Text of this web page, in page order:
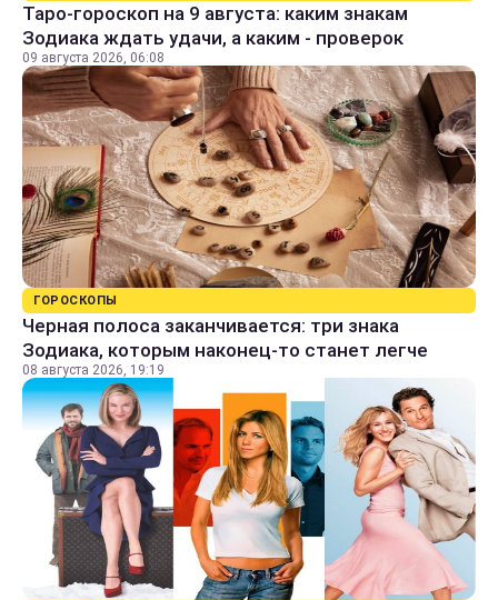
Таро-гороскоп на 9 августа: каким знакам
Зодиака ждать удачи, а каким - проверок
09 августа 2026, 06:08
ГОРОСКОПЫ
Черная полоса заканчивается: три знака
Зодиака, которым наконец-то станет легче
08 августа 2026, 19:19